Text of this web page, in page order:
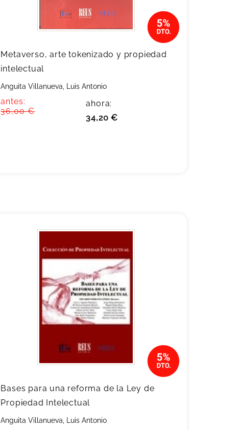
Metaverso, arte tokenizado y propiedad
intelectual
Anguita Villanueva, Luis Antonio
antes:
36,00 €
ahora:
34,20 €
Bases para una reforma de la Ley de
Propiedad Intelectual
Anguita Villanueva, Luis Antonio